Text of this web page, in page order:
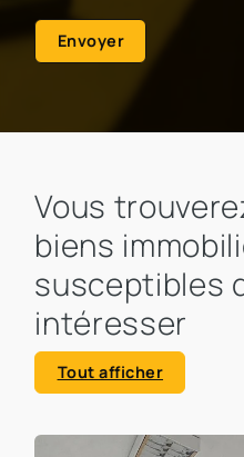
Envoyer
Vous
biens
susceptibles
intéresser
Tout afficher